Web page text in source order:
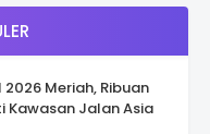
Meriah, Ribuan
Kawasan Jalan Asia